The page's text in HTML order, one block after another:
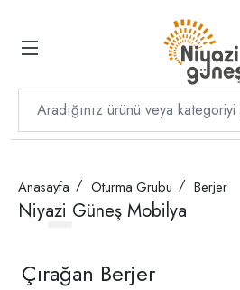
Anasayfa Oturma Grubu Berjer
Niyazi Güneş Mobilya
Çırağan Berjer